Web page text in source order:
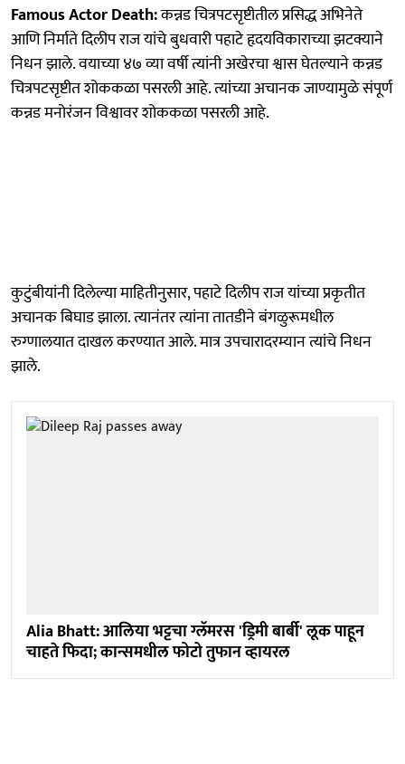
Famous Actor Death:कन्नड चित्रपटसृष्टीतील प्रसिद्ध अभिनेते
आणि निर्माते दिलीप राज यांचे बुधवारी पहाटे हृदयविकाराच्या झटक्याने
निधन झाले. वयाच्या ४७ व्या वर्षी त्यांनी अखेरचा श्वास घेतल्याने कन्नड
चित्रपटसृष्टीत शोककळा पसरली आहे. त्यांच्या अचानक जाण्यामुळे संपूर्ण
कन्नड मनोरंजन विश्वावर शोककळा पसरली आहे.
कुटुंबीयांनी दिलेल्या माहितीनुसार, पहाटे दिलीप राज यांच्या प्रकृतीत
अचानक बिघाड झाला. त्यानंतर त्यांना तातडीने बंगळुरूमधील
रुग्णालयात दाखल करण्यात आले. मात्र उपचारादरम्यान त्यांचे निधन
झाले.
Alia Bhatt: आलिया भट्टचा ग्लॅमरस 'ड्रिमी बार्बी' लूक पाहून
चाहते फिदा; कान्समधील फोटो तुफान व्हायरल